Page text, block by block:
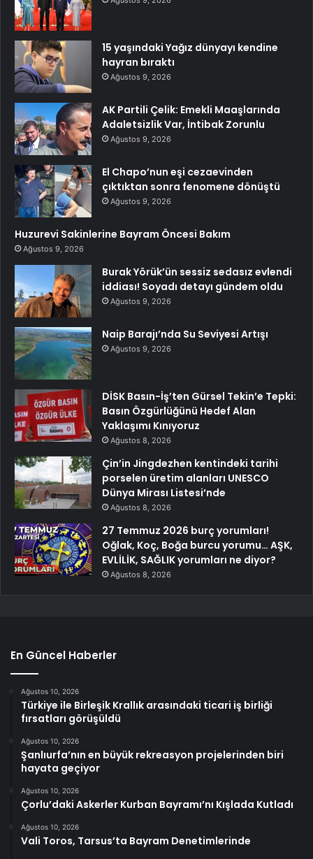
15 yaşındaki Yağız dünyayı kendine
hayran bıraktı
Ağustos 9, 2026
AK Partili Çelik: Emekli Maaşlarında
Adaletsizlik Var, İntibak Zorunlu
Ağustos 9, 2026
El Chapo’nun eşi cezaevinden
çıktıktan sonra fenomene dönüştü
Ağustos 9, 2026
Huzurevi Sakinlerine Bayram Öncesi Bakım
Ağustos 9, 2026
Burak Yörük’ün sessiz sedasız evlendi
iddiası! Soyadı detayı gündem oldu
Ağustos 9, 2026
Naip Barajı’nda Su Seviyesi Artışı
Ağustos 9, 2026
DİSK Basın-İş’ten Gürsel Tekin’e Tepki:
Basın Özgürlüğünü Hedef Alan
Yaklaşımı Kınıyoruz
Ağustos 8, 2026
Çin’in Jingdezhen kentindeki tarihi
porselen üretim alanları UNESCO
Dünya Mirası Listesi’nde
Ağustos 8, 2026
27 Temmuz 2026 burç yorumları!
Oğlak, Koç, Boğa burcu yorumu… AŞK,
EVLİLİK, SAĞLIK yorumları ne diyor?
Ağustos 8, 2026
En Güncel Haberler
Ağustos 10, 2026
Türkiye ile Birleşik Krallık arasındaki ticari iş birliği
fırsatları görüşüldü
Ağustos 10, 2026
Şanlıurfa’nın en büyük rekreasyon projelerinden biri
hayata geçiyor
Ağustos 10, 2026
Çorlu’daki Askerler Kurban Bayramı’nı Kışlada Kutladı
Ağustos 10, 2026
Vali Toros, Tarsus’ta Bayram Denetimlerinde